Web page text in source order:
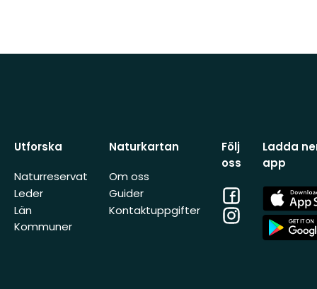
Utforska
Naturreservat
Leder
Län
Kommuner
Naturkartan
Om oss
Guider
Kontaktuppgifter
Följ
oss
Facebook
Instagram
Ladda
app
App
Store
App
Store